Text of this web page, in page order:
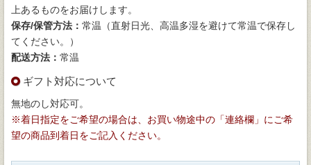
上あるものをお届けします。
保存/保管方法： 常温（直射日光、高温多湿を避けて常温で保存し
てください。）
配送方法： 常温
ギフト対応について
無地のし対応可。
※着日指定をご希望の場合は、お買い物途中の「連絡欄」にご希
望の商品到着日をご記入ください。